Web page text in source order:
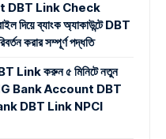
DBT Link Check
ব্যাংক অ্যাকাউন্টে DBT
করার সম্পূর্ণ পদ্ধতি
Link করুন ৫ মিনিটে নতুন
Bank Account DBT
DBT Link NPCI